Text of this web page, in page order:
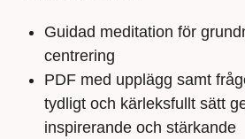
Guidad meditation för
centrering
PDF med upplägg samt
tydligt och kärleksfullt sätt
inspirerande och stärkande